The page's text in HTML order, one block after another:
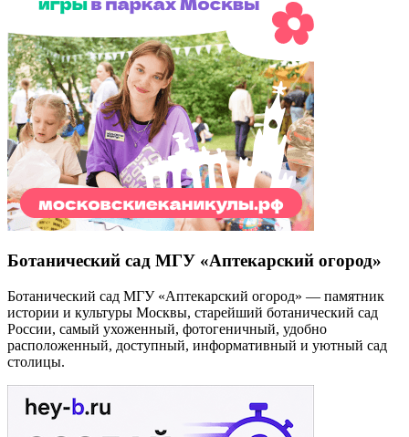
Ботанический сад МГУ «Аптекарский огород»
Ботанический сад МГУ «Аптекарский огород» — памятник
истории и культуры Москвы, старейший ботанический сад
России, самый ухоженный, фотогеничный, удобно
расположенный, доступный, информативный и уютный сад
столицы.